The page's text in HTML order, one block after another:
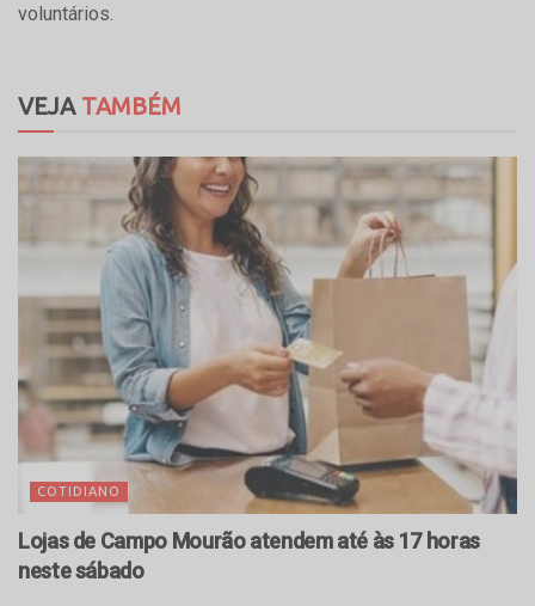
voluntários.
VEJATAMBÉM
COTIDIANO
Lojas de Campo Mourão atendem até às 17 horas
neste sábado